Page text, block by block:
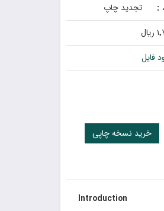
: تجدید چاپ
فایل
خرید نسخه چاپی
Introduction